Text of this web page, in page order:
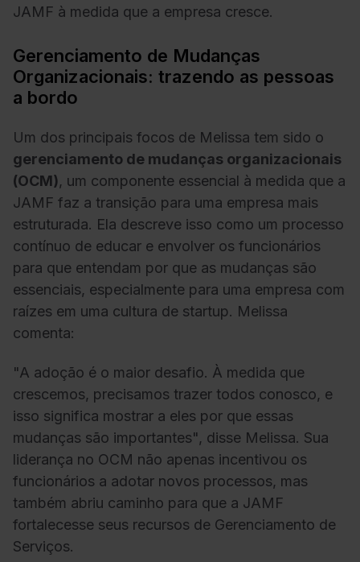
JAMF à medida que a empresa cresce.
Gerenciamento de Mudanças
Organizacionais: trazendo as pessoas
a bordo
Um dos principais focos de Melissa tem sido o
gerenciamento de mudanças organizacionais
(OCM), um componente essencial à medida que a
JAMF faz a transição para uma empresa mais
estruturada. Ela descreve isso como um processo
contínuo de educar e envolver os funcionários
para que entendam por que as mudanças são
essenciais, especialmente para uma empresa com
raízes em uma cultura de startup. Melissa
comenta:
"A adoção é o maior desafio. À medida que
crescemos, precisamos trazer todos conosco, e
isso significa mostrar a eles por que essas
mudanças são importantes", disse Melissa. Sua
liderança no OCM não apenas incentivou os
funcionários a adotar novos processos, mas
também abriu caminho para que a JAMF
fortalecesse seus recursos de Gerenciamento de
Serviços.